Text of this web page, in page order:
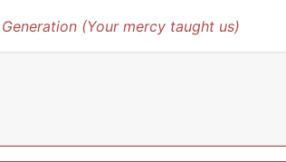
(Your mercy taught us)